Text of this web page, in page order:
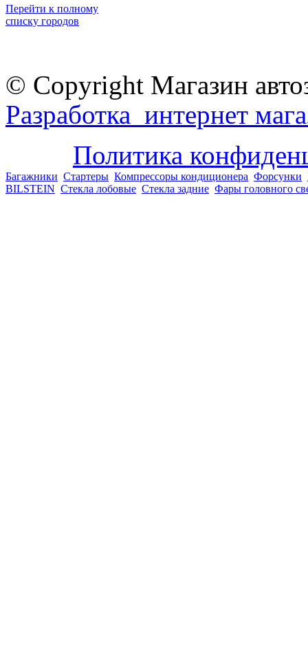
Перейти к полному
списку городов
© Copyright Магазин
Разработка интернет
Политика
Багажники Стартеры Компрессоры кондиционера Форсунки
BILSTEIN Стекла лобовые Стекла задние Фары головного